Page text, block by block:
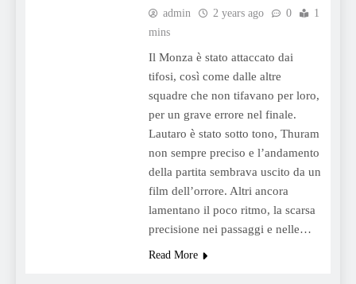
admin 2 years ago 0
1
mins
Il Monza è stato attaccato dai
tifosi, così come dalle altre
squadre che non tifavano per loro,
per un grave errore nel finale.
Lautaro è stato sotto tono, Thuram
non sempre preciso e l’andamento
della partita sembrava uscito da un
film dell’orrore. Altri ancora
lamentano il poco ritmo, la scarsa
precisione nei passaggi e nelle…
Read More